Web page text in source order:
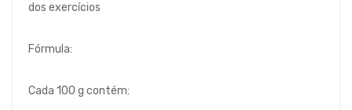
dos exercícios
Fórmula:
Cada 100 g contém: